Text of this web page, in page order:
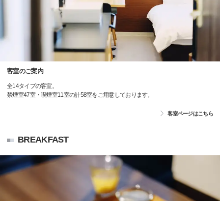
客室のご案内
全14タイプの客室。
禁煙室47室・喫煙室11室の計58室をご用意しております。
客室ページはこちら
BREAKFAST